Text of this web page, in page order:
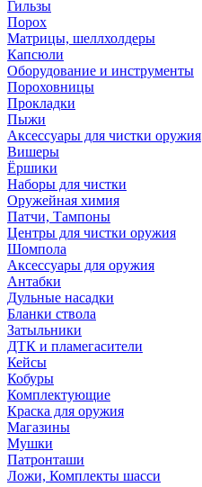
Гильзы
Порох
Матрицы, шеллхолдеры
Капсюли
Оборудование и инструменты
Пороховницы
Прокладки
Пыжи
Аксессуары для чистки оружия
Вишеры
Ёршики
Наборы для чистки
Оружейная химия
Патчи, Тампоны
Центры для чистки оружия
Шомпола
Аксессуары для оружия
Антабки
Дульные насадки
Бланки ствола
Затыльники
ДТК и пламегасители
Кейсы
Кобуры
Комплектующие
Краска для оружия
Магазины
Мушки
Патронташи
Ложи, Комплекты шасси